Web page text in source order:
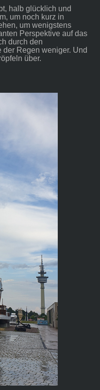
halb glücklich und
um noch kurz in
um wenigstens
Perspektive auf das
durch den
der Regen weniger. Und
über.